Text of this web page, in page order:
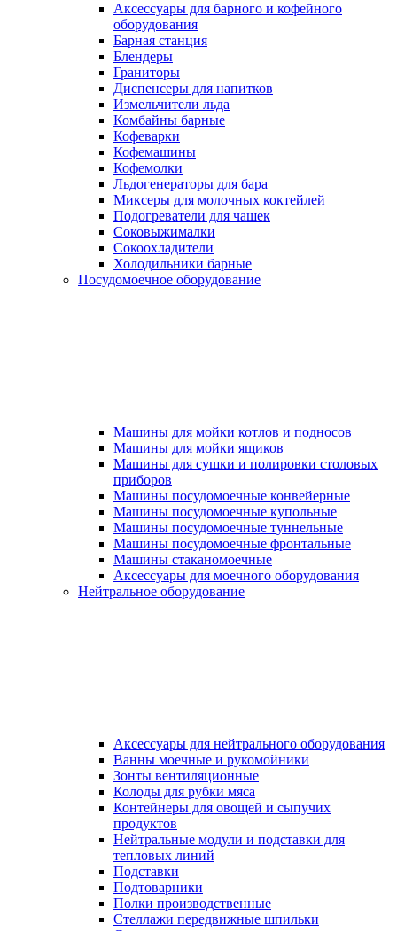
Аксессуары для барного и кофейного
оборудования
Барная станция
Блендеры
Граниторы
Диспенсеры для напитков
Измельчители льда
Комбайны барные
Кофеварки
Кофемашины
Кофемолки
Льдогенераторы для бара
Миксеры для молочных коктейлей
Подогреватели для чашек
Соковыжималки
Сокоохладители
Холодильники барные
Посудомоечное оборудование
Машины для мойки котлов и подносов
Машины для мойки ящиков
Машины для сушки и полировки столовых
приборов
Машины посудомоечные конвейерные
Машины посудомоечные купольные
Машины посудомоечные туннельные
Машины посудомоечные фронтальные
Машины стаканомоечные
Аксессуары для моечного оборудования
Нейтральное оборудование
Аксессуары для нейтрального оборудования
Ванны моечные и рукомойники
Зонты вентиляционные
Колоды для рубки мяса
Контейнеры для овощей и сыпучих
продуктов
Нейтральные модули и подставки для
тепловых линий
Подставки
Подтоварники
Полки производственные
Стеллажи передвижные шпильки